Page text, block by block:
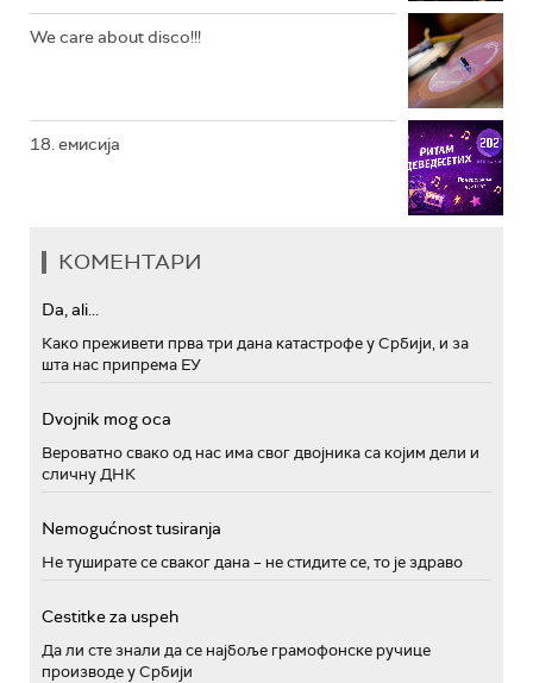
We care about disco!!!
18. емисија
КОМЕНТАРИ
Da, ali...
Како преживети прва три дана катастрофе у Србији, и за
шта нас припрема ЕУ
Dvojnik mog oca
Вероватно свако од нас има свог двојника са којим дели и
сличну ДНК
Nemogućnost tusiranja
Не туширате се сваког дана – не стидите се, то је здраво
Cestitke za uspeh
Да ли сте знали да се најбоље грамофонске ручице
производе у Србији